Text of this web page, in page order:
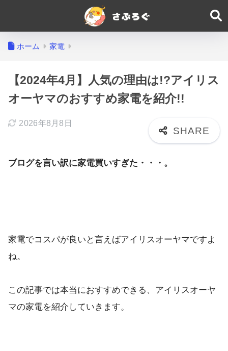
ホーム 家電
【2024年4月】人気の理由は!?アイリス
オーヤマのおすすめ家電を紹介!!
2026年8月8日
ブログを言い訳に家電買いすぎた・・・。
家電でコスパが良いと言えばアイリスオーヤマですよ
ね。
この記事では本当におすすめできる、アイリスオーヤ
マの家電を紹介していきます。